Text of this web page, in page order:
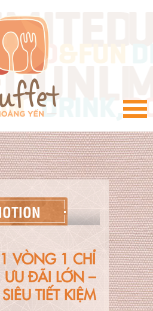
1 VÒNG 1 CHỈ
ƯU ĐÃI LỚN –
SIÊU TIẾT KIỆM